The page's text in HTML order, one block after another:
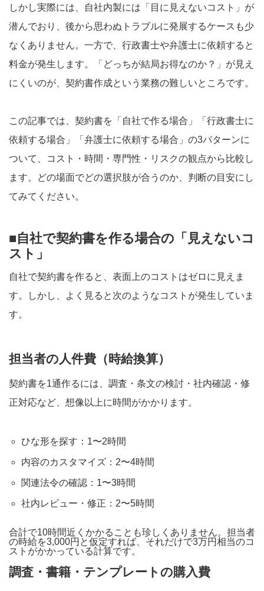
しかし実際には、自社内製には「目に見えないコスト」が
潜んでおり、後から思わぬトラブルに発展するケースも少
なくありません。一方で、行政書士や弁護士に依頼すると
料金が発生します。「どっちが結局お得なのか？」が見え
にくいのが、契約書作成という業務の難しいところです。
この記事では、契約書を「自社で作る場合」「行政書士に
依頼する場合」「弁護士に依頼する場合」の3パターンに
ついて、コスト・時間・専門性・リスクの観点から比較し
ます。どの場面でどの選択肢が合うのか、判断の目安にし
てみてください。
■自社で契約書を作る場合の「見えないコ
スト」
自社で契約書を作ると、表面上のコストはゼロに見えま
す。しかし、よく見ると次のようなコストが発生していま
す。
担当者の人件費（時給換算）
契約書を1通作るには、調査・条文の検討・社内確認・修
正対応など、想像以上に時間がかかります。
ひな形を探す：1〜2時間
内容のカスタマイズ：2〜4時間
関連法令の確認：1〜3時間
社内レビュー・修正：2〜5時間
合計で10時間近くかかることも珍しくありません。担当者
の時給を3,000円と仮定すれば、それだけで3万円相当のコ
ストがかかっている計算です。
調査・書籍・テンプレートの購入費